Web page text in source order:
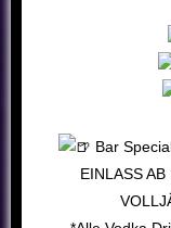
Bar
EINLASS